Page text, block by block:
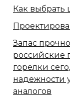
Как выбрать
Запас
горелки
надежности
аналогов